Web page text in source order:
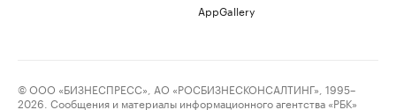
AppGallery
© ООО «БИЗНЕСПРЕСС», АО «РОСБИЗНЕСКОНСАЛТИНГ», 1995–
2026. Сообщения и материалы информационного агентства «РБК»